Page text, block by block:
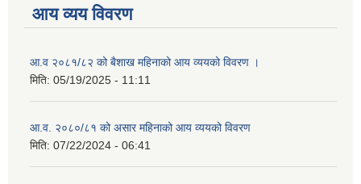
आय व्यय विवरण
आ.व २०८१/८२ को बैशाख महिनाको आय व्ययको विवरण ।
मिति: 05/19/2025 - 11:11
आ.व. २०८०/८१ को असार महिनाको आय व्ययको विवरण
मिति: 07/22/2024 - 06:41